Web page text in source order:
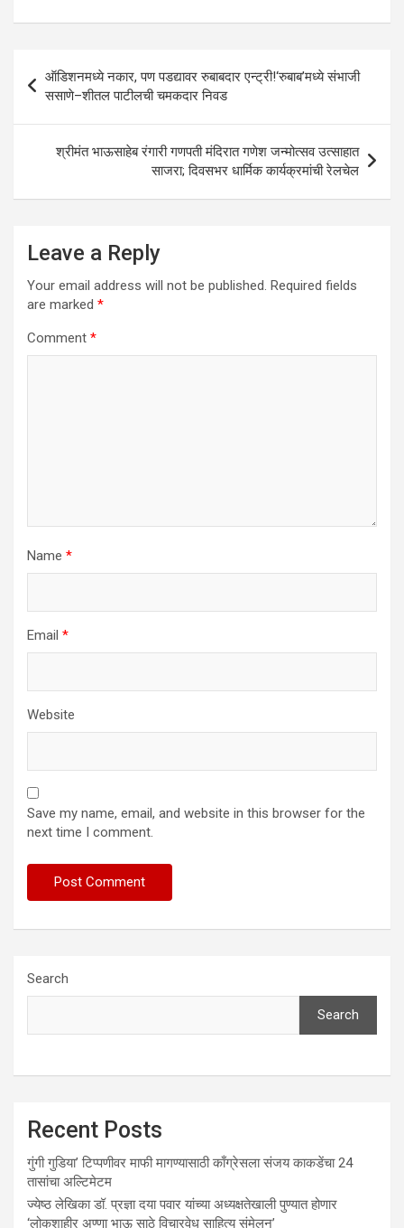
Post
navigation
ऑडिशनमध्ये नकार, पण पडद्यावर रुबाबदार एन्ट्री!‘रुबाब’मध्ये संभाजी
ससाणे–शीतल पाटीलची चमकदार निवड
श्रीमंत भाऊसाहेब रंगारी गणपती मंदिरात गणेश जन्मोत्सव उत्साहात
साजरा; दिवसभर धार्मिक कार्यक्रमांची रेलचेल
Leave a Reply
Your email address will not be published. Required fields
are marked *
Comment *
Name *
Email *
Website
Save my name, email, and website in this browser for the
next time I comment.
Search
Search
Recent Posts
गुंगी गुडिया’ टिप्पणीवर माफी मागण्यासाठी काँग्रेसला संजय काकडेंचा 24
तासांचा अल्टिमेटम
ज्येष्ठ लेखिका डॉ. प्रज्ञा दया पवार यांच्या अध्यक्षतेखाली पुण्यात होणार
‘लोकशाहीर अण्णा भाऊ साठे विचारवेध साहित्य संमेलन’